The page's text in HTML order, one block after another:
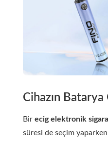
Cihazın Batarya
Bir ecig elektronik sigara
süresi de seçim